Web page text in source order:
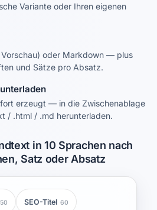
Variante oder Ihren eigenen
oder Markdown — plus
und Sätze pro Absatz.
erzeugt — in die Zwischenablage
/ .html / .md herunterladen.
in 10 Sprachen nach
Satz oder Absatz
SEO-Titel 60